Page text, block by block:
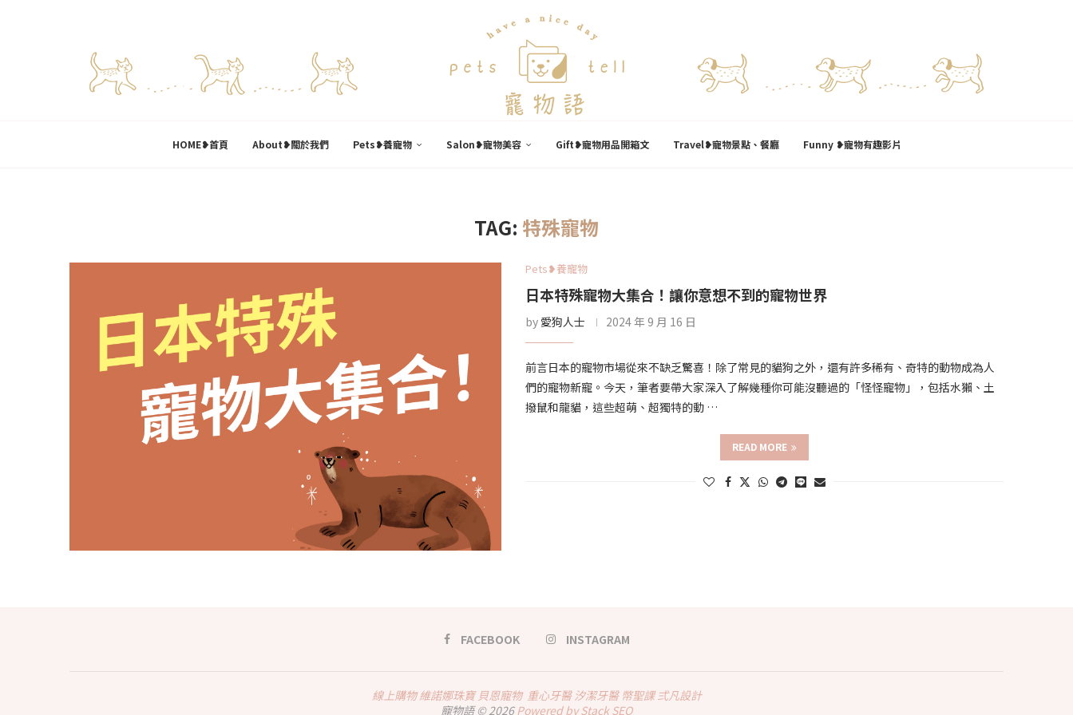
HOME❥首頁 About❥關於我們 Pets❥養寵物 Salon❥寵物美容 Gift❥寵物用品開箱文 Travel❥寵物景點、餐廳 Funny ❥寵物有趣影片
TAG: 特殊寵物
Pets❥養寵物
日本特殊寵物大集合！讓你意想不到的寵物世界
by 愛狗人士 2024 年 9 月 16 日
前言日本的寵物市場從來不缺乏驚喜！除了常見的貓狗之外，還有許多稀有、奇特的動物成為人
們的寵物新寵。今天，筆者要帶大家深入了解幾種你可能沒聽過的「怪怪寵物」，包括水獺、土
撥鼠和龍貓，這些超萌、超獨特的動 …
READ MORE
FACEBOOK INSTAGRAM
線上購物 維諾娜珠寶 貝恩寵物 重心牙醫 汐潔牙醫 幣聖課 弍凡設計
寵物語 © 2026 Powered by Stack SEO